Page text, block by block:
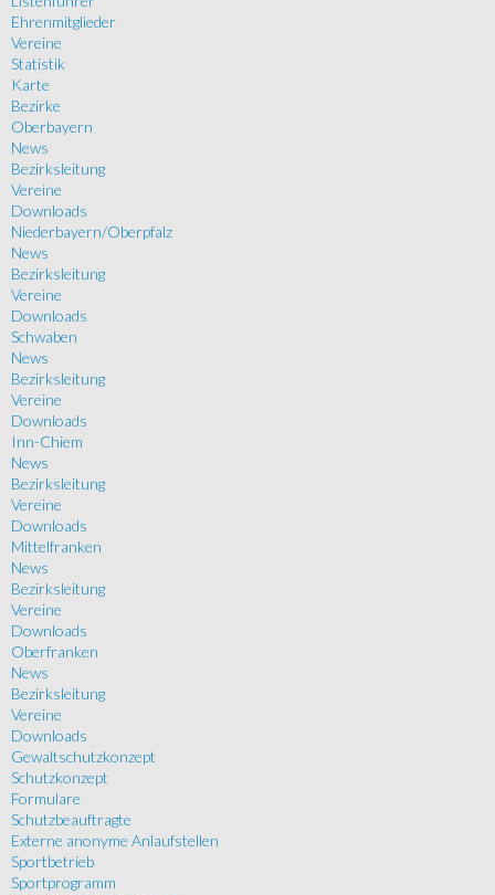
Ehrenmitglieder
Vereine
Statistik
Karte
Bezirke
Oberbayern
News
Bezirksleitung
Vereine
Downloads
Niederbayern/Oberpfalz
News
Bezirksleitung
Vereine
Downloads
Schwaben
News
Bezirksleitung
Vereine
Downloads
Inn-Chiem
News
Bezirksleitung
Vereine
Downloads
Mittelfranken
News
Bezirksleitung
Vereine
Downloads
Oberfranken
News
Bezirksleitung
Vereine
Downloads
Gewaltschutzkonzept
Schutzkonzept
Formulare
Schutzbeauftragte
Externe anonyme Anlaufstellen
Sportbetrieb
Sportprogramm